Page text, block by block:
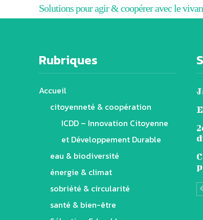
Solutions pour agir & coopérer avec le
Rubriques
Accueil
citoyenneté & coopération
ICDD – Innovation Citoyenne
et Développement Durable
eau & biodiversité
énergie & climat
sobriété & circularité
santé & bien-être